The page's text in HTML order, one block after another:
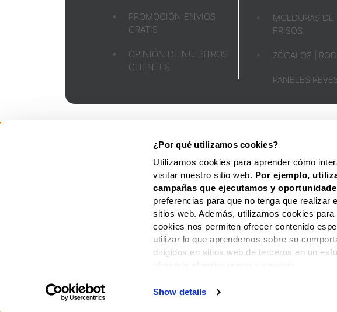
¿Por qué utilizamos cookies?
Utilizamos cookies para aprender cómo
visitar nuestro sitio web. Por ejemplo,
campañas que ejecutamos y
preferencias para que no tenga que
sitios web. Además, utilizamos cookies
cookies nos permiten ofrecer contenido
utilizar lo que aprendemos sobre su
dirigidos en sitios web de terceros en un
Show details
PROMOCIÓN ENVIOS
GRATIS
OPINIÓN DE NUESTROS
CLIENTES
MOLDURAS DE
FRISOS
ZÓCALOS |
PANELES